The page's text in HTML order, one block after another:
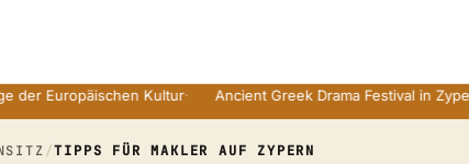
Kultur· Ancient Greek Drama Festival in Zyperns
/TIPPS FÜR MAKLER AUF ZYPERN